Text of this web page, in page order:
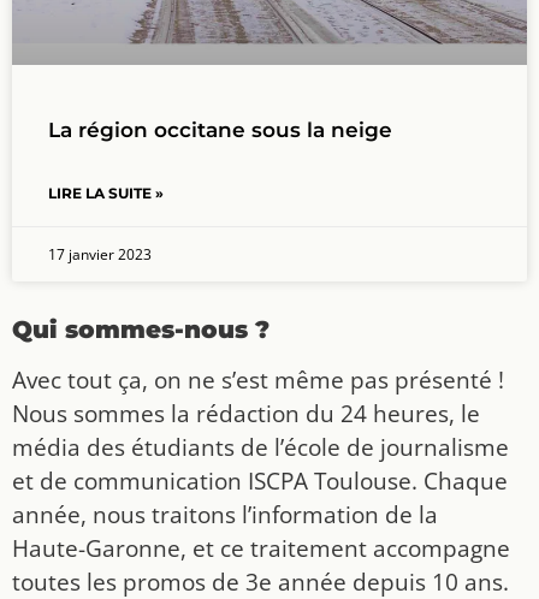
La région occitane sous la neige
LIRE LA SUITE »
17 janvier 2023
Qui sommes-nous ?
Avec tout ça, on ne s’est même pas présenté !
Nous sommes la rédaction du 24 heures, le
média des étudiants de l’école de journalisme
et de communication ISCPA Toulouse. Chaque
année, nous traitons l’information de la
Haute-Garonne, et ce traitement accompagne
toutes les promos de 3e année depuis 10 ans.